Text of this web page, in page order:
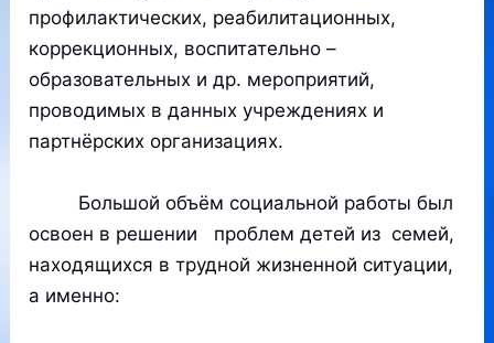
профилактических, реабилитационных,
коррекционных, воспитательно –
образовательных и др. мероприятий,
проводимых в данных учреждениях и
партнёрских организациях.
Большой объём социальной работы был
освоен в решении проблем детей из семей,
находящихся в трудной жизненной ситуации,
а именно: